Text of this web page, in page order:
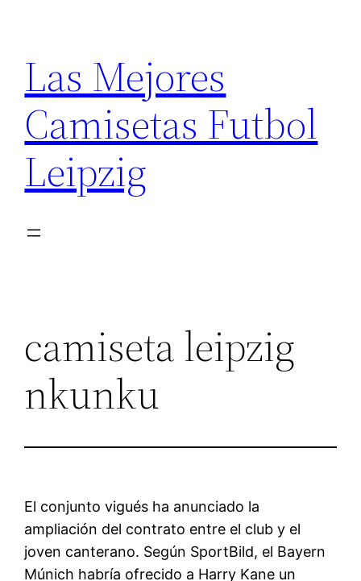
contenido
Las Mejores
Camisetas Futbol
Leipzig
camiseta leipzig
nkunku
El conjunto vigués ha anunciado la
ampliación del contrato entre el club y el
joven canterano. Según SportBild, el Bayern
Múnich habría ofrecido a Harry Kane un